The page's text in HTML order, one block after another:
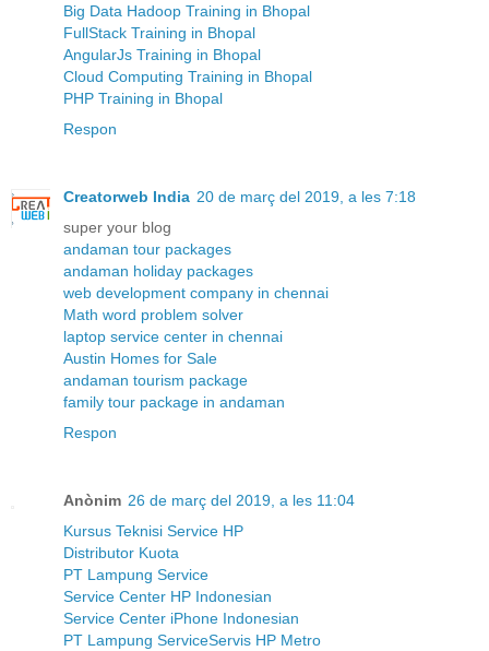
Big Data Hadoop Training in Bhopal
FullStack Training in Bhopal
AngularJs Training in Bhopal
Cloud Computing Training in Bhopal
PHP Training in Bhopal
Respon
Creatorweb India 20 de març del 2019, a les 7:18
super your blog
andaman tour packages
andaman holiday packages
web development company in chennai
Math word problem solver
laptop service center in chennai
Austin Homes for Sale
andaman tourism package
family tour package in andaman
Respon
Anònim 26 de març del 2019, a les 11:04
Kursus Teknisi Service HP
Distributor Kuota
PT Lampung Service
Service Center HP Indonesian
Service Center iPhone Indonesian
PT Lampung ServiceServis HP Metro